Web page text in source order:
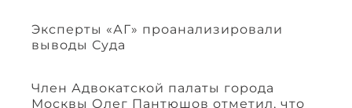
Эксперты «АГ» проанализировали
выводы Суда
Член Адвокатской палаты города
Москвы Олег Пантюшов отметил, что